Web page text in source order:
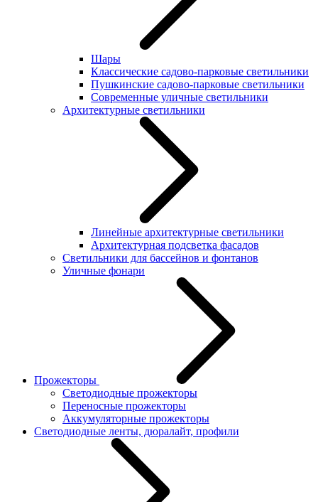
Шары
Классические садово-парковые светильники
Пушкинские садово-парковые светильники
Современные уличные светильники
Архитектурные светильники
Линейные архитектурные светильники
Архитектурная подсветка фасадов
Светильники для бассейнов и фонтанов
Уличные фонари
Прожекторы
Светодиодные прожекторы
Переносные прожекторы
Аккумуляторные прожекторы
Светодиодные ленты, дюралайт, профили